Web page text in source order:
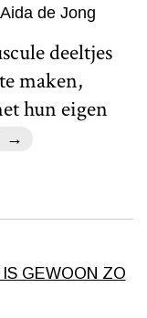
Aida de Jong
deeltjes
maken,
hun eigen